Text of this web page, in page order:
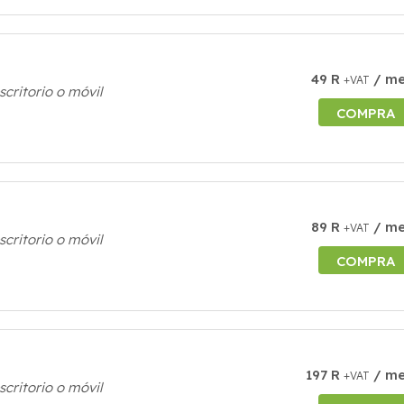
o móvil
49 R +VAT /
COMPRA
o móvil
89 R +VAT /
COMPRA
o móvil
197 R +VAT /